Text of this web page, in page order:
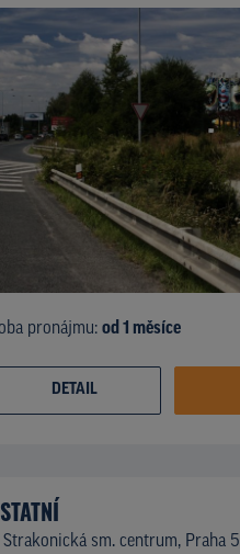
pronájmu: od 1 měsíce
DETAIL
Strakonická sm. centrum, Praha 5